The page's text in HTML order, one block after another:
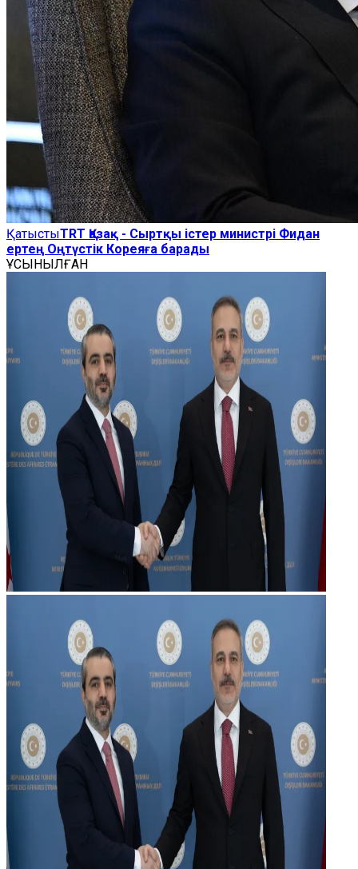
ҚатыстыTRT Қазақ - Сыртқы істер министрі Фидан
ертең Оңтүстік Кореяға барады
ҰСЫНЫЛҒАН